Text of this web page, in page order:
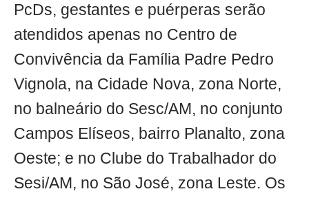
PcDs, gestantes e puérperas serão
atendidos apenas no Centro de
Convivência da Família Padre Pedro
Vignola, na Cidade Nova, zona Norte,
no balneário do Sesc/AM, no conjunto
Campos Elíseos, bairro Planalto, zona
Oeste; e no Clube do Trabalhador do
Sesi/AM, no São José, zona Leste. Os